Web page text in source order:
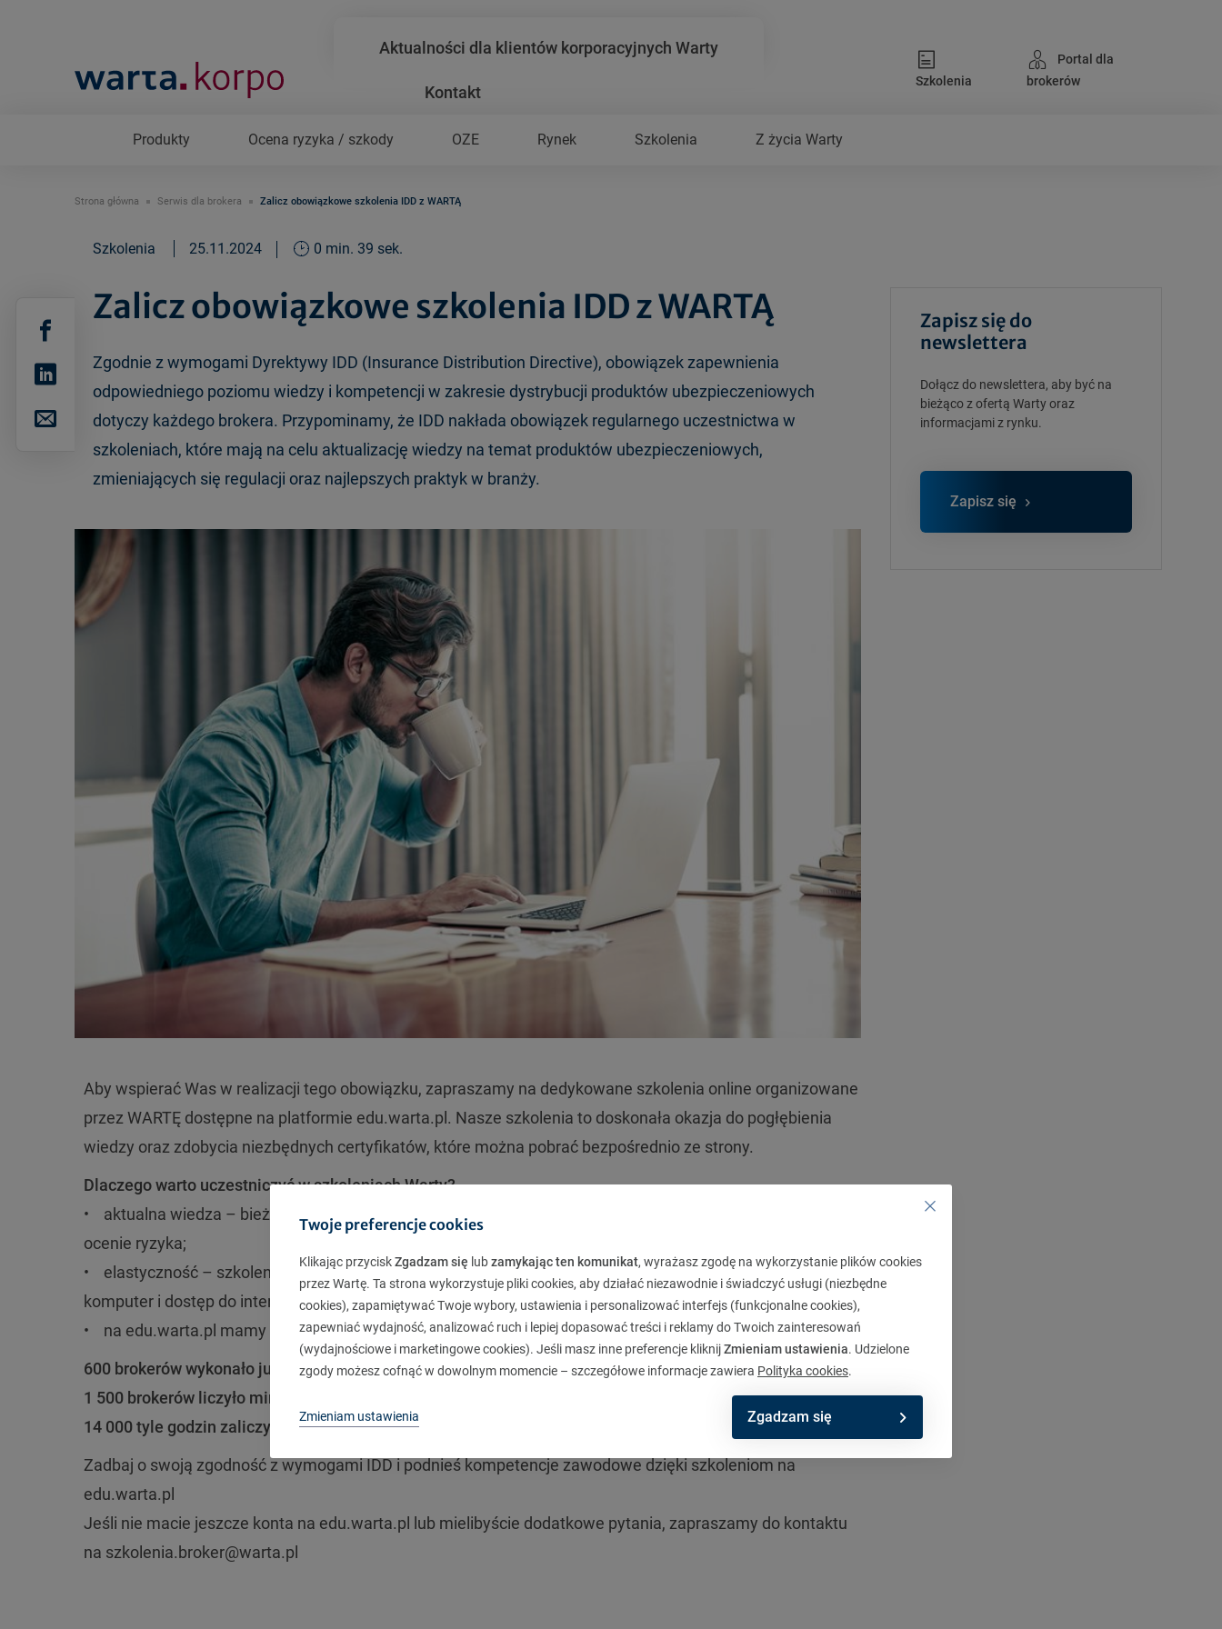
Aktualności dla klientów korporacyjnych Warty
Produkty Ocena ryzyka / szkody OZE Rynek Szkolenia Z życia Warty
Kontakt
Szkolenia
Portal dla
brokerów
Strona główna Serwis dla brokera Zalicz obowiązkowe szkolenia IDD z WARTĄ
Szkolenia 25.11.2024 0 min. 39 sek.
Zalicz obowiązkowe szkolenia IDD z WARTĄ
Zgodnie z wymogami Dyrektywy IDD (Insurance Distribution Directive), obowiązek zapewnienia
odpowiedniego poziomu wiedzy i kompetencji w zakresie dystrybucji produktów ubezpieczeniowych
dotyczy każdego brokera. Przypominamy, że IDD nakłada obowiązek regularnego uczestnictwa w
szkoleniach, które mają na celu aktualizację wiedzy na temat produktów ubezpieczeniowych,
zmieniających się regulacji oraz najlepszych praktyk w branży.
Aby wspierać Was w realizacji tego obowiązku, zapraszamy na dedykowane szkolenia online organizowane
przez WARTĘ dostępne na platformie edu.warta.pl. Nasze szkolenia to doskonała okazja do pogłębienia
wiedzy oraz zdobycia niezbędnych certyfikatów, które można pobrać bezpośrednio ze strony.
Dlaczego warto uczestniczyć w szkoleniach Warty?
• aktualna wiedza – bieżące informacje o naszych produktach ubezpieczeniowych oraz likwidacji szkód i
ocenie ryzyka;
• elastyczność – szkolenia online dostępne w dogodnym terminie, gdziekolwiek jesteś – wystarczy tylko
komputer i dostęp do internetu;
• na edu.warta.pl mamy zarejestrowanych ok. 3 500 pracowników kancelarii brokerskich
600 brokerów wykonało już w Warcie komplet minimum 15 h IDD
1 500 brokerów liczyło minimum 1 godzinę IDD
14 000 tyle godzin zaliczyli brokerzy w WARCIE w 2024 r.
Zadbaj o swoją zgodność z wymogami IDD i podnieś kompetencje zawodowe dzięki szkoleniom na
edu.warta.pl
Jeśli nie macie jeszcze konta na edu.warta.pl lub mielibyście dodatkowe pytania, zapraszamy do kontaktu
na szkolenia.broker@warta.pl
Zapisz się do
newslettera
Dołącz do newslettera, aby być na
bieżąco z ofertą Warty oraz
informacjami z rynku.
Zapisz się
Twoje preferencje cookies
Klikając przyciskZgadzam się lubzamykając ten komunikat, wyrażasz zgodę na wykorzystanie plików cookies
przez Wartę. Ta strona wykorzystuje pliki cookies, aby działać niezawodnie i świadczyć usługi (niezbędne
cookies), zapamiętywać Twoje wybory, ustawienia i personalizować interfejs (funkcjonalne cookies),
zapewniać wydajność, analizować ruch i lepiej dopasować treści i reklamy do Twoich zainteresowań
(wydajnościowe i marketingowe cookies). Jeśli masz inne preferencje kliknijZmieniam ustawienia. Udzielone
zgody możesz cofnąć w dowolnym momencie – szczegółowe informacje zawiera Polityka cookies.
Zmieniam ustawienia Zgadzam się